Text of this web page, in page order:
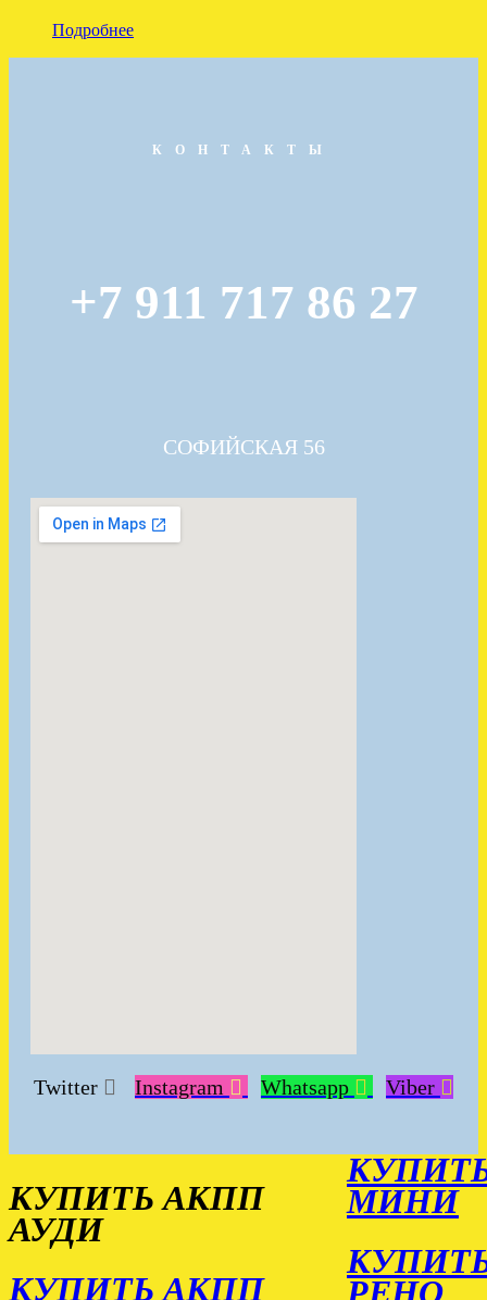
Подробнее
КОНТАКТЫ
+7 911 717 86 27
СОФИЙСКАЯ 56
Twitter Instagram Whatsapp Viber
КУПИТЬ АКПП
АУДИ
КУПИТЬ АКПП
МИНИ